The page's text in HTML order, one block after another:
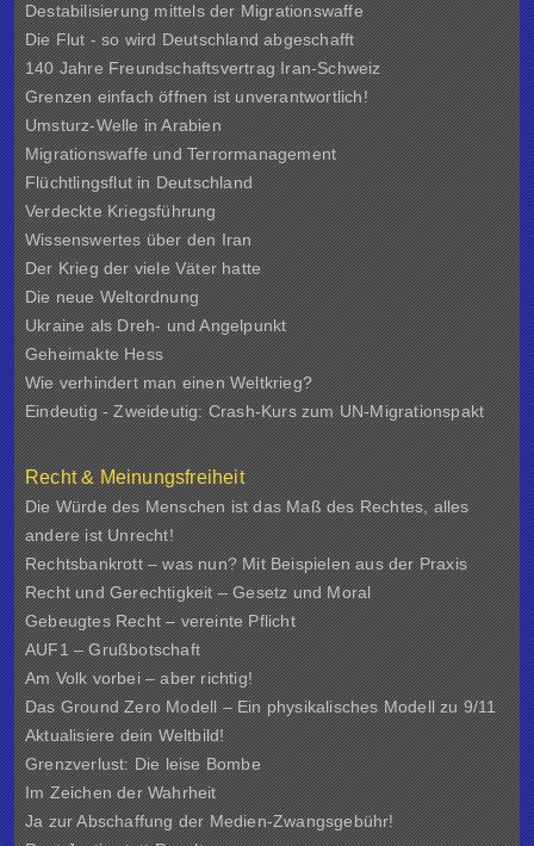
Destabilisierung mittels der Migrationswaffe
Die Flut - so wird Deutschland abgeschafft
140 Jahre Freundschaftsvertrag Iran-Schweiz
Grenzen einfach öffnen ist unverantwortlich!
Umsturz-Welle in Arabien
Migrationswaffe und Terrormanagement
Flüchtlingsflut in Deutschland
Verdeckte Kriegsführung
Wissenswertes über den Iran
Der Krieg der viele Väter hatte
Die neue Weltordnung
Ukraine als Dreh- und Angelpunkt
Geheimakte Hess
Wie verhindert man einen Weltkrieg?
Eindeutig - Zweideutig: Crash-Kurs zum UN-Migrationspakt
Recht & Meinungsfreiheit
Die Würde des Menschen ist das Maß des Rechtes, alles
andere ist Unrecht!
Rechtsbankrott – was nun? Mit Beispielen aus der Praxis
Recht und Gerechtigkeit – Gesetz und Moral
Gebeugtes Recht – vereinte Pflicht
AUF1 – Grußbotschaft
Am Volk vorbei – aber richtig!
Das Ground Zero Modell – Ein physikalisches Modell zu 9/11
Aktualisiere dein Weltbild!
Grenzverlust: Die leise Bombe
Im Zeichen der Wahrheit
Ja zur Abschaffung der Medien-Zwangsgebühr!